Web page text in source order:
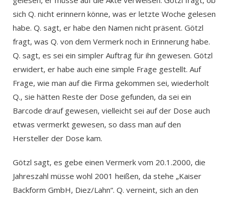
sich Q. nicht erinnern könne, was er letzte Woche gelesen
habe. Q. sagt, er habe den Namen nicht präsent. Götzl
fragt, was Q. von dem Vermerk noch in Erinnerung habe.
Q. sagt, es sei ein simpler Auftrag für ihn gewesen. Götzl
erwidert, er habe auch eine simple Frage gestellt. Auf
Frage, wie man auf die Firma gekommen sei, wiederholt
Q., sie hätten Reste der Dose gefunden, da sei ein
Barcode drauf gewesen, vielleicht sei auf der Dose auch
etwas vermerkt gewesen, so dass man auf den
Hersteller der Dose kam.
Götzl sagt, es gebe einen Vermerk vom 20.1.2000, die
Jahreszahl müsse wohl 2001 heißen, da stehe „Kaiser
Backform GmbH, Diez/Lahn“. Q. verneint, sich an den